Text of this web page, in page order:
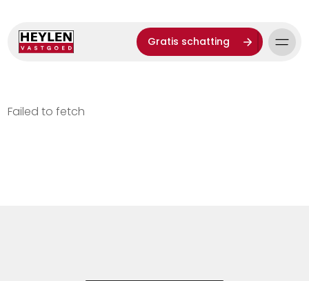
Gratis schatting
Failed to fetch